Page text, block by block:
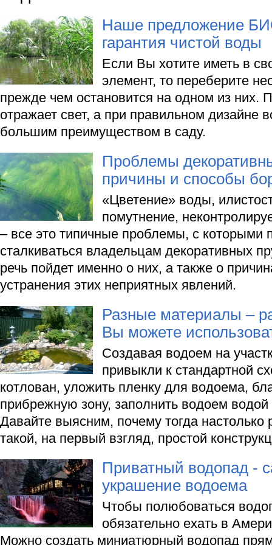
Наше предложение
гарантия чистой воды
Если Вы хотите иметь в
элемент, то переберите
прежде чем остановится на одном из них.
отражает свет, а при правильном дизайне
большим преимуществом в саду.
Проблемы
причины и способы
«Цветение» воды,
помутнение,
– все это типичные проблемы, с которыми
сталкиваться владельцам декоративных
речь пойдет именно о них, а также о
устранения этих неприятных явлений.
Разные материалы –
Вы можете
Создавая водоем на
привыкли к стандартной
котлован, уложить пленку для водоема,
прибрежную зону, заполнить водоем водой
Давайте выясним, почему тогда настолько
такой, на первый взгляд, простой
Приватный водопад -
украшение водоема
Чтобы полюбоваться
обязательно ехать в
Можно создать миниатюрный водопад